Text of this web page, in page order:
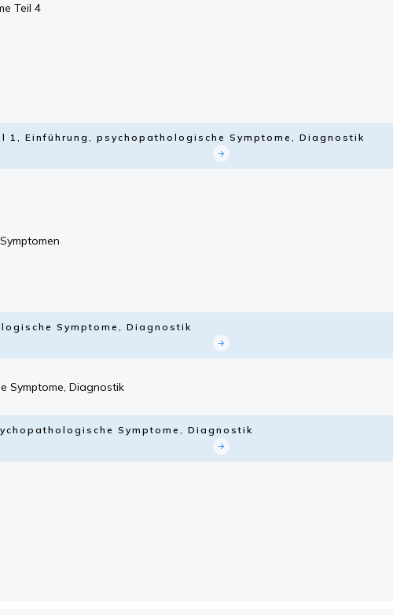
Teil 4
1, Einführung, psychopathologische Symptome, Diagnostik
Symptome, Diagnostik
Symptome, Diagnostik
Symptome, Diagnostik